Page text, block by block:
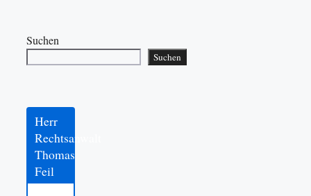
Suchen
Suchen
Herr
Rechtsanwalt
Thomas
Feil